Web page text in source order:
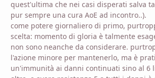
quest'ultima che nei casi disperati salva
pur sempre una cura AoE ad incontro..).
come potere giornaliero di primo,
scelta: momento di gloria è talmente
non sono neanche da considerare.
l'azione minore per mantenerlo, ma è
un'immunità ai danni continuati sino al 6